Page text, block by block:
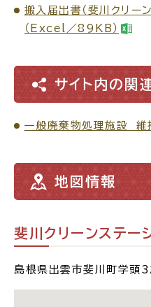
市役所へのアクセス
各課へのお問い合わせ
サイトマップ
搬入届出書（斐川クリーン
（Excel／89KB）
サイト内の関
一般廃棄物処理施設 維
地図情報
斐川クリーンステー
島根県出雲市斐川町学頭